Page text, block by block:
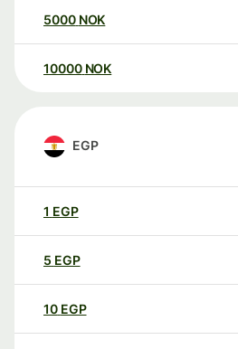
5000 NOK
10000 NOK
EGP
1 EGP
5 EGP
10 EGP